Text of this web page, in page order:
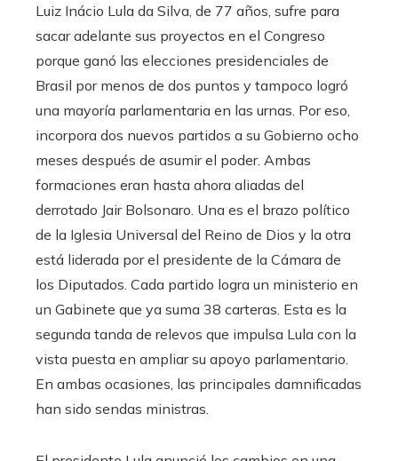
Luiz Inácio Lula da Silva, de 77 años, sufre para
sacar adelante sus proyectos en el Congreso
porque ganó las elecciones presidenciales de
Brasil por menos de dos puntos y tampoco logró
una mayoría parlamentaria en las urnas. Por eso,
incorpora dos nuevos partidos a su Gobierno ocho
meses después de asumir el poder. Ambas
formaciones eran hasta ahora aliadas del
derrotado Jair Bolsonaro. Una es el brazo político
de la Iglesia Universal del Reino de Dios y la otra
está liderada por el presidente de la Cámara de
los Diputados. Cada partido logra un ministerio en
un Gabinete que ya suma 38 carteras. Esta es la
segunda tanda de relevos que impulsa Lula con la
vista puesta en ampliar su apoyo parlamentario.
En ambas ocasiones, las principales damnificadas
han sido sendas ministras.